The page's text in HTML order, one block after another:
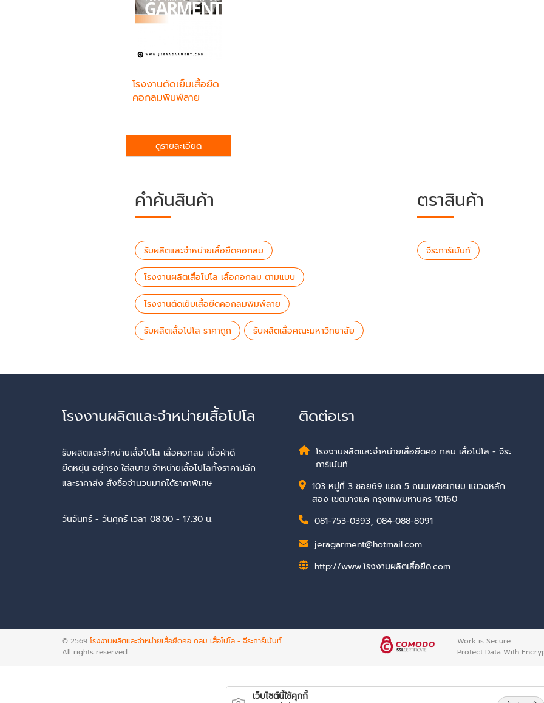
โรงงานตัดเย็บเสื้อยืด
คอกลมพิมพ์ลาย
ดูรายละเอียด
คำค้นสินค้า
รับผลิตและจำหน่ายเสื้อยืดคอกลม
โรงงานผลิตเสื้อโปโล เสื้อคอกลม ตามแบบ
โรงงานตัดเย็บเสื้อยืดคอกลมพิมพ์ลาย
รับผลิตเสื้อโปโล ราคาถูก รับผลิตเสื้อคณะมหาวิทยาลัย
ตราสินค้า
จีระการ์เม้นท์
โรงงานผลิตและจำหน่ายเสื้อโปโล
รับผลิตและจำหน่ายเสื้อโปโล เสื้อคอกลม เนื้อผ้าดี
ยืดหยุ่น อยู่ทรง ใส่สบาย จำหน่ายเสื้อโปโลทั้งราคาปลีก
และราคาส่ง สั่งซื้อจำนวนมากได้ราคาพิเศษ
วันจันทร์ - วันศุกร์ เวลา 08:00 - 17:30 น.
ติดต่อเรา
โรงงานผลิตและจำหน่ายเสื้อยืดคอ กลม เสื้อโปโล - จีระ
การ์เม้นท์
103 หมู่ที่ 3 ซอย69 แยก 5 ถนนเพชรเกษม แขวงหลัก
สอง เขตบางแค กรุงเทพมหานคร 10160
081-753-0393, 084-088-8091
jeragarment@hotmail.com
http://www.โรงงานผลิตเสื้อยืด.com
© 2569 โรงงานผลิตและจำหน่ายเสื้อยืดคอ กลม เสื้อโปโล - จีระการ์เม้นท์
All rights reserved.
Work is Secure
Protect Data With
เว็บไซต์นี้ใช้คุกกี้